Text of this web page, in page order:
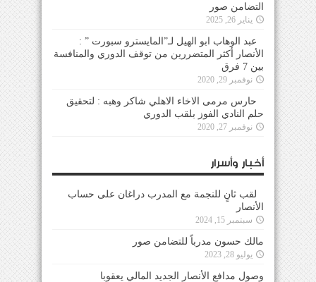
التضامن صور
يناير 26, 2025
عبد الوهاب ابو الهيل لـ”المايسترو سبورت ” :
الأنصار أكثر المتضررين من توقف الدوري والمنافسة
بين 7 فرق
نوفمبر 29, 2020
حارس مرمى الاخاء الاهلي شاكر وهبه : لتحقيق
حلم النادي الفوز بلقب الدوري
نوفمبر 27, 2020
أخبار وأسرار
لقب ثانٍ للنجمة مع المدرب دراغان على حساب
الأنصار
سبتمبر 15, 2024
مالك حسون مدرباً للتضامن صور
يوليو 28, 2023
وصول مدافع الأنصار الجديد المالي يعقوبا